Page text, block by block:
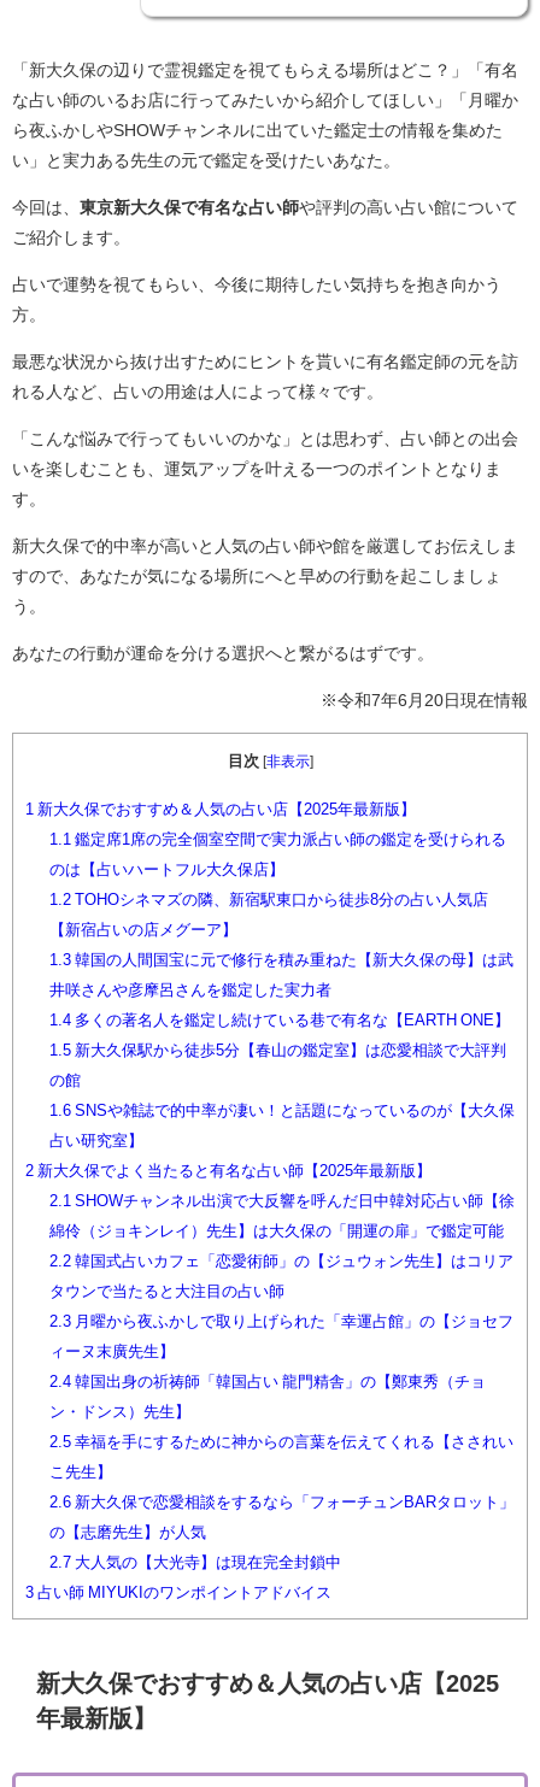
「新大久保の辺りで霊視鑑定を視てもらえる場所はどこ？」「有名
な占い師のいるお店に行ってみたいから紹介してほしい」「月曜か
ら夜ふかしやSHOWチャンネルに出ていた鑑定士の情報を集めた
い」と実力ある先生の元で鑑定を受けたいあなた。
今回は、 東京新大久保で有名な占い師や評判の高い占い館について
ご紹介します。
占いで運勢を視てもらい、今後に期待したい気持ちを抱き向かう
方。
最悪な状況から抜け出すためにヒントを貰いに有名鑑定師の元を訪
れる人など、占いの用途は人によって様々です。
「こんな悩みで行ってもいいのかな」とは思わず、占い師との出会
いを楽しむことも、運気アップを叶える一つのポイントとなりま
す。
新大久保で的中率が高いと人気の占い師や館を厳選してお伝えしま
すので、あなたが気になる場所にへと早めの行動を起こしましょ
う。
あなたの行動が運命を分ける選択へと繋がるはずです。
※令和7年6月20日現在情報
目次 非表示]
1 新大久保でおすすめ＆人気の占い店【2025年最新版】
1.1 鑑定席1席の完全個室空間で実力派占い師の鑑定を受けられる
のは【占いハートフル大久保店】
1.2TOHOシネマズの隣、新宿駅東口から徒歩8分の占い人気店
【新宿占いの店メグーア】
1.3韓国の人間国宝に元で修行を積み重ねた【新大久保の母】は武
井咲さんや彦摩呂さんを鑑定した実力者
1.4多くの著名人を鑑定し続けている巷で有名な【EARTH ONE】
1.5新大久保駅から徒歩5分【春山の鑑定室】は恋愛相談で大評判
の館
1.6SNSや雑誌で的中率が凄い！と話題になっているのが【大久保
占い研究室】
2 新大久保でよく当たると有名な占い師【2025年最新版】
2.1 SHOWチャンネル出演で大反響を呼んだ日中韓対応占い師【徐
綿伶（ジョキンレイ）先生】は大久保の「開運の扉」で鑑定可能
2.2韓国式占いカフェ「恋愛術師」の【ジュウォン先生】はコリア
タウンで当たると大注目の占い師
2.3月曜から夜ふかしで取り上げられた「幸運占館」の【ジョセフ
ィーヌ末廣先生】
2.4韓国出身の祈祷師「韓国占い 龍門精舎」の【鄭東秀（チョ
ン・ドンス）先生】
2.5幸福を手にするために神からの言葉を伝えてくれる【さされい
こ先生】
2.6新大久保で恋愛相談をするなら「フォーチュンBARタロット」
の【志磨先生】が人気
2.7大人気の【大光寺】は現在完全封鎖中
3 占い師 MIYUKIのワンポイントアドバイス
新大久保でおすすめ＆人気の占い店【2025
年最新版】